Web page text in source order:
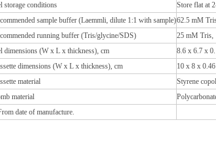
storage conditions
Store flat at
sample buffer (Laemmli, dilute 1:1 with sample)62.5 mM
running buffer (Tris/glycine/SDS)
25 mM Tris,
dimensions (W x L x thickness), cm
8.6 x 6.7 x
dimensions (W x L x thickness), cm
10 x 8 x 0.46
material
Styrene
material
date of manufacture.